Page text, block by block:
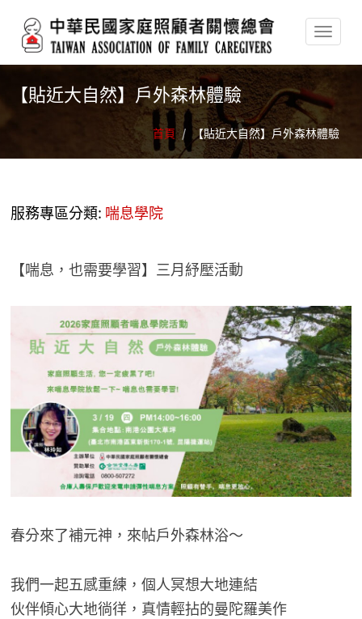
【貼近大自然】戶外森林體驗
首頁 / 【貼近大自然】戶外森林體驗
服務專區分類: 喘息學院
【喘息，也需要學習】三月紓壓活動
春分來了補元神，來帖戶外森林浴～
我們一起五感重練，個人冥想大地連結
伙伴傾心大地徜徉，真情輕拈的曼陀羅美作